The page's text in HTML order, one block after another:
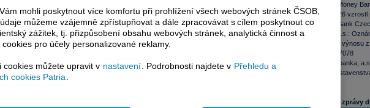
uveřejňované informace
MONETA Money
pololetí 2026 vzrostl
UniCredit Bank
Slovakia, a.s.:
úrokového výnosu
XS2764457078
Komerční banka,
člena
Nejčtenější zprávy
mohli poskytnout více komfortu při prohlížení všech webových stránek ČSOB,
můžeme vzájemně zpřístupňovat a dále zpracovávat s cílem poskytnout co
zážitek, tj. přizpůsobení obsahu webových stránek, analytická činnost a
pro účely personalizované reklamy.
cookies můžete upravit v nastavení . Podrobnosti najdete v Přehledu a
cookies Patria